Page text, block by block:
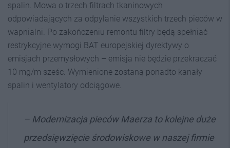
spalin. Mowa o trzech filtrach tkaninowych
odpowiadających za odpylanie wszystkich trzech pieców w
wapnialni. Po zakończeniu remontu filtry będą spełniać
restrykcyjne wymogi BAT europejskiej dyrektywy o
emisjach przemysłowych – emisja nie będzie przekraczać
10 mg/m sześc. Wymienione zostaną ponadto kanały
spalin i wentylatory odciągowe.
– Modernizacja pieców Maerza to kolejne duże
przedsięwzięcie środowiskowe w naszej firmie